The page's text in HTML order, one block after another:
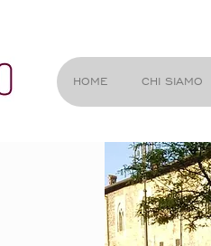
HOME CHI SIAMO